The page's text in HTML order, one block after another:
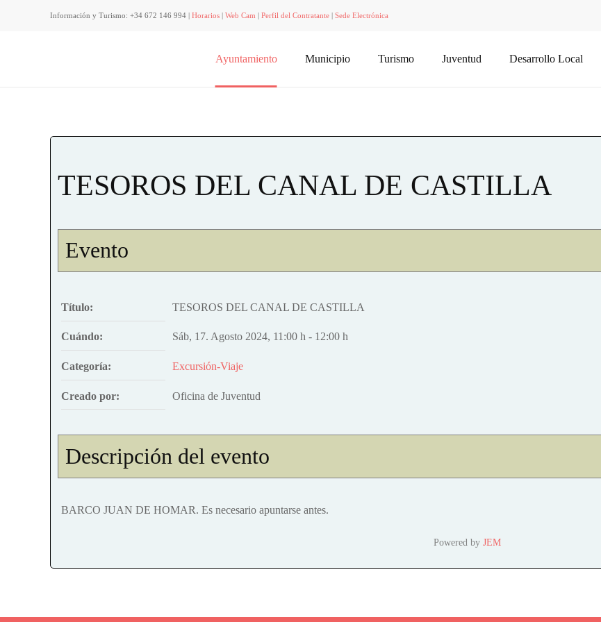
Información y Turismo: +34 672 146 994 | Horarios Web Cam Perfil del Contratante Sede Electrónica
Ayuntamiento Municipio Turismo Juventud Desarrollo Local
TESOROS DEL CANAL DE CASTILLA
Evento
Título: TESOROS DEL CANAL DE CASTILLA
Cuándo: Sáb, 17. Agosto 2024, 11:00 h - 12:00 h
Categoría: Excursión-Viaje
Creado por: Oficina de Juventud
Descripción del evento
BARCO JUAN DE HOMAR. Es necesario apuntarse antes.
Powered by JEM